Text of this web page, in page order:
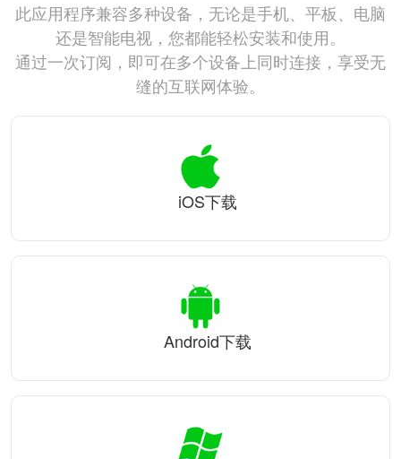
此应用程序兼容多种设备，无论是手机、平板、电脑
还是智能电视，您都能轻松安装和使用。
通过一次订阅，即可在多个设备上同时连接，享受无
缝的互联网体验。
iOS下载
Android下载